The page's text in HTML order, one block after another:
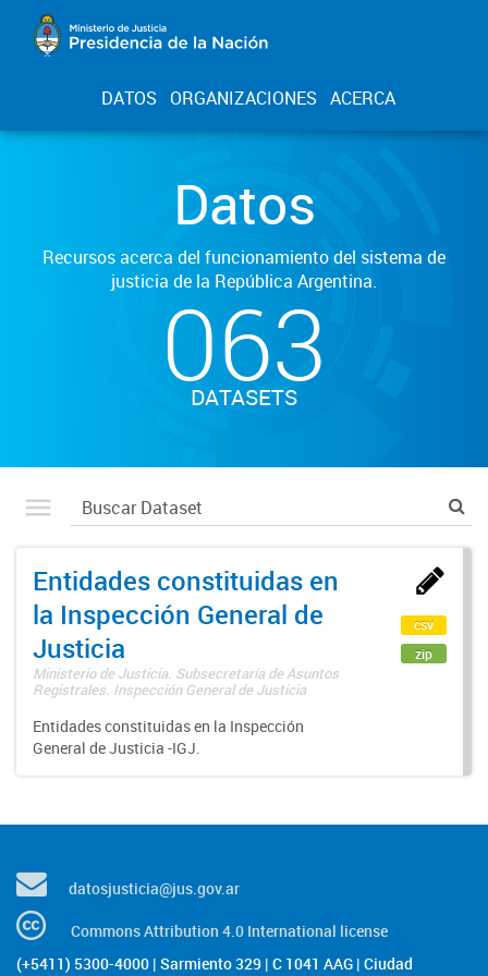
DATOS ORGANIZACIONES ACERCA
Datos
Recursos acerca del funcionamiento del sistema de
justicia de la República Argentina.
063
DATASETS
Entidades constituidas en
la Inspección General de
Justicia
Ministerio de Justicia. Subsecretaría de Asuntos
Registrales. Inspección General de Justicia
Entidades constituidas en la Inspección
General de Justicia -IGJ.
csv
zip
datosjusticia@jus.gov.ar
Commons Attribution 4.0 International license
(+5411) 5300-4000 | Sarmiento 329 | C 1041 AAG | Ciudad